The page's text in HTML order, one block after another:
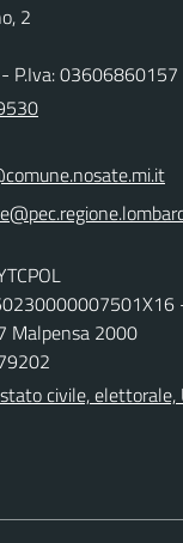
2
P.Iva: 03606860157
Malpensa 2000
civile, elettorale,